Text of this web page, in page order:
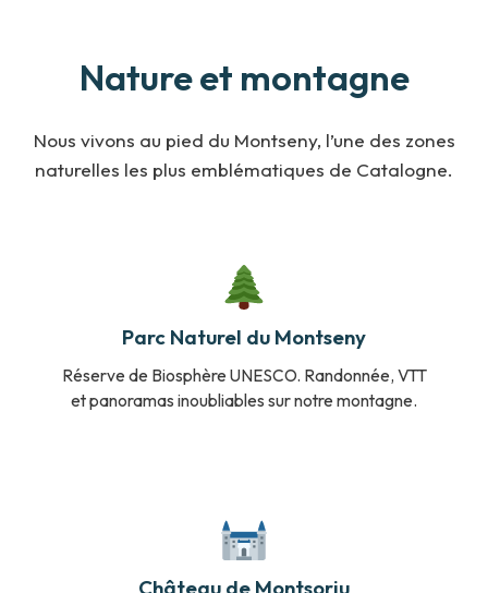
Nature et montagne
Nous vivons au pied du Montseny, l’une des zones
naturelles les plus emblématiques de Catalogne.
Parc Naturel du Montseny
Réserve de Biosphère UNESCO. Randonnée, VTT
et panoramas inoubliables sur notre montagne.